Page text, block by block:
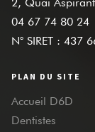
04 67 74 80 24
N° SIRET : 437
PLAN DU SITE
Accueil D6D
Dentistes